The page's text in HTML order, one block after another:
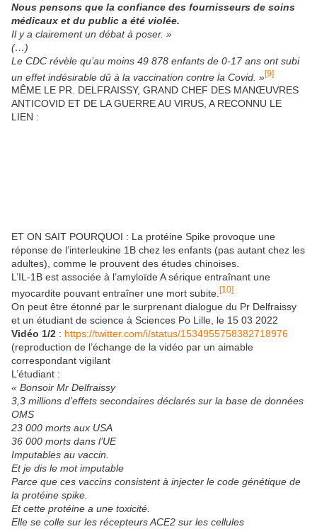
Nous pensons que la confiance des fournisseurs de soins
médicaux et du public a été violée.
Il y a clairement un débat à poser. »
(…)
Le CDC révèle qu’au moins 49 878 enfants de 0-17 ans ont subi
un effet indésirable dû à la vaccination contre la Covid. »[9]
MÊME LE PR. DELFRAISSY, GRAND CHEF DES MANŒUVRES
ANTICOVID ET DE LA GUERRE AU VIRUS, A RECONNU LE
LIEN :
ET ON SAIT POURQUOI : La protéine Spike provoque une
réponse de l’interleukine 1B chez les enfants (pas autant chez les
adultes), comme le prouvent des études chinoises.
L’IL-1B est associée à l’amyloïde A sérique entraînant une
myocardite pouvant entraîner une mort subite. [10]
On peut être étonné par le surprenant dialogue du Pr Delfraissy
et un étudiant de science à Sciences Po Lille, le 15 03 2022
Vidéo 1/2 : https://twitter.com/i/status/1534955758382718976
(reproduction de l’échange de la vidéo par un aimable
correspondant vigilant
L’étudiant :
« Bonsoir Mr Delfraissy
3,3 millions d’effets secondaires déclarés sur la base de données
OMS
23 000 morts aux USA
36 000 morts dans l’UE
Imputables au vaccin.
Et je dis le mot imputable
Parce que ces vaccins consistent à injecter le code génétique de
la protéine spike.
Et cette protéine a une toxicité.
Elle se colle sur les récepteurs ACE2 sur les cellules